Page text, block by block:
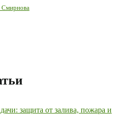
Смирнова
защита от залива, пожара и